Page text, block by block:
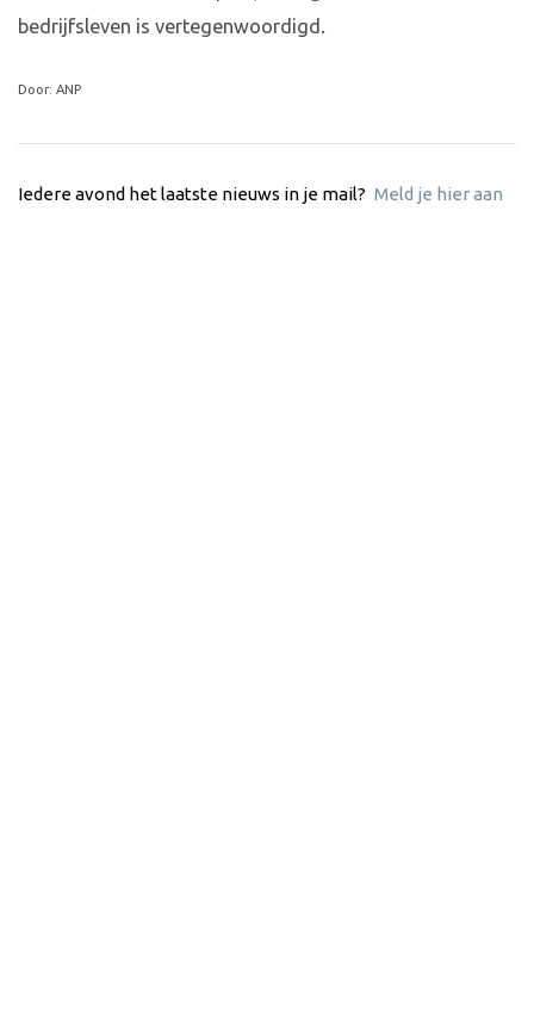
bedrijfsleven is vertegenwoordigd.
Door: ANP
Iedere avond het laatste nieuws in je mail? Meld je hier aan